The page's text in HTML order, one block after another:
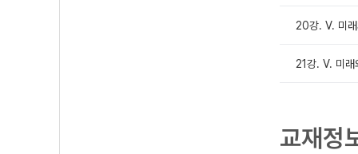
20강. Ⅴ. 미래
21강. Ⅴ. 미
교재정